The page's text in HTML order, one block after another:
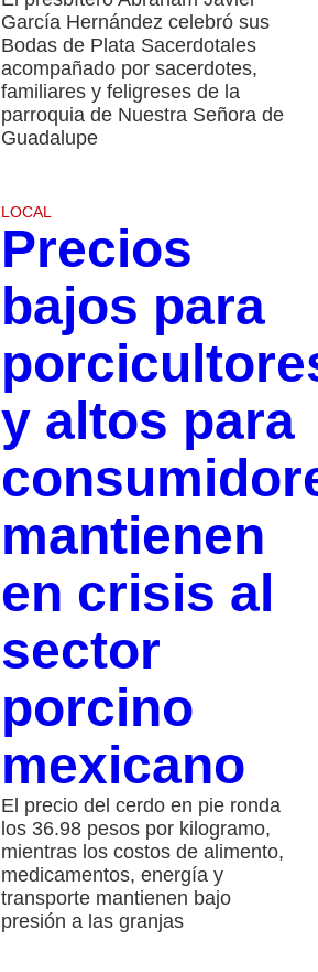
García Hernández celebró sus
Bodas de Plata Sacerdotales
acompañado por sacerdotes,
familiares y feligreses de la
parroquia de Nuestra Señora de
Guadalupe
LOCAL
Precios
bajos para
y altos para
mantienen
en crisis al
sector
porcino
mexicano
El precio del cerdo en pie ronda
los 36.98 pesos por kilogramo,
mientras los costos de alimento,
medicamentos, energía y
transporte mantienen bajo
presión a las granjas